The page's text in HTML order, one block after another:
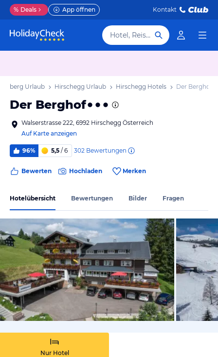
% Deals App öffnen Kontakt
Hotel, Reiseziel
Urlaub Hirschegg Urlaub Hirschegg Hotels Der Berghof
Der Berghof
Walserstrasse 222, 6992 Hirschegg Österreich
Auf Karte anzeigen
96% 5,5 / 6 302 Bewertungen
Bewerten Hochladen Merken
Hotelübersicht Bewertungen Bilder Fragen
vom
Nur Hotel